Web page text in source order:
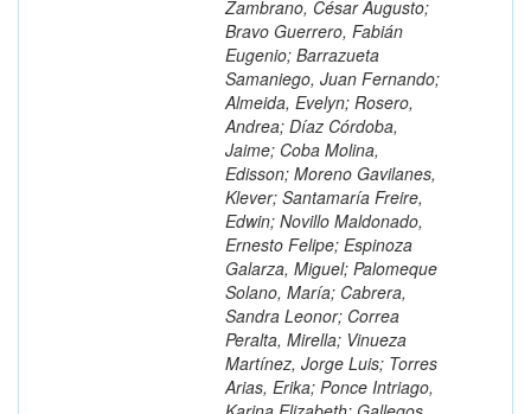
Zambrano, César Augusto;
Bravo Guerrero, Fabián
Eugenio; Barrazueta
Samaniego, Juan Fernando;
Almeida, Evelyn; Rosero,
Andrea; Díaz Córdoba,
Jaime; Coba Molina,
Edisson; Moreno Gavilanes,
Klever; Santamaría Freire,
Edwin; Novillo Maldonado,
Ernesto Felipe; Espinoza
Galarza, Miguel; Palomeque
Solano, María; Cabrera,
Sandra Leonor; Correa
Peralta, Mirella; Vinueza
Martínez, Jorge Luis; Torres
Arias, Erika; Ponce Intriago,